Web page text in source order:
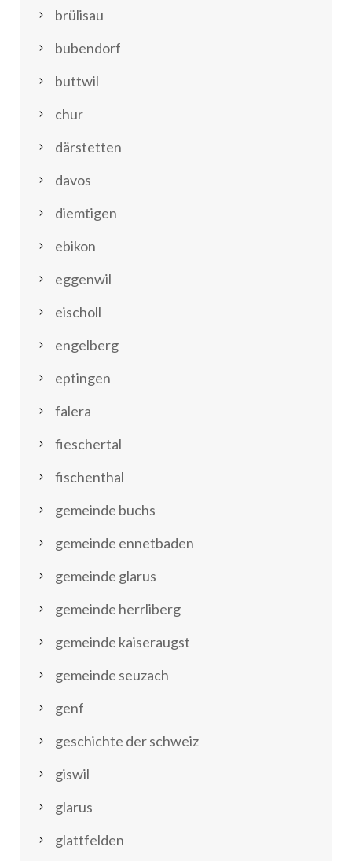
brülisau
bubendorf
buttwil
chur
därstetten
davos
diemtigen
ebikon
eggenwil
eischoll
engelberg
eptingen
falera
fieschertal
fischenthal
gemeinde buchs
gemeinde ennetbaden
gemeinde glarus
gemeinde herrliberg
gemeinde kaiseraugst
gemeinde seuzach
genf
geschichte der schweiz
giswil
glarus
glattfelden